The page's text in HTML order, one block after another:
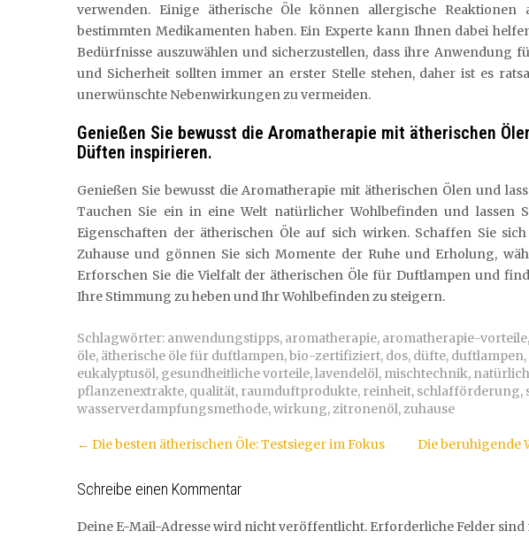
verwenden. Einige ätherische Öle können allergische Reaktionen
bestimmten Medikamenten haben. Ein Experte kann Ihnen dabei
Bedürfnisse auszuwählen und sicherzustellen, dass ihre Anwendung
und Sicherheit sollten immer an erster Stelle stehen, daher ist es
unerwünschte Nebenwirkungen zu vermeiden.
Genießen Sie bewusst die Aromatherapie mit ätherischen
Düften inspirieren.
Genießen Sie bewusst die Aromatherapie mit ätherischen Ölen und
Tauchen Sie ein in eine Welt natürlicher Wohlbefinden und lassen
Eigenschaften der ätherischen Öle auf sich wirken. Schaffen Sie
Zuhause und gönnen Sie sich Momente der Ruhe und Erholung,
Erforschen Sie die Vielfalt der ätherischen Öle für Duftlampen und
Ihre Stimmung zu heben und Ihr Wohlbefinden zu steigern.
Schlagwörter: anwendungstipps, aromatherapie, aromatherapie-vorteile,
öle, ätherische öle für duftlampen,bio-zertifiziert, dos, düfte, duftlampen,
eukalyptusöl, gesundheitliche vorteile,lavendelöl, mischtechnik,
pflanzenextrakte, qualität, raumduftprodukte, reinheit, schlafförderung,
wasserverdampfungsmethode,wirkung, zitronenöl, zuhause
Artikel-
← Die besten ätherischen Öle: Testsieger im Fokus Die beruhigende
Schreibe einen Kommentar
Deine E-Mail-Adresse wird nicht veröffentlicht. Erforderliche Felder sind